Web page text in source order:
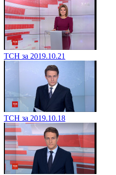
ТСН за 2019.10.21
ТСН за 2019.10.18